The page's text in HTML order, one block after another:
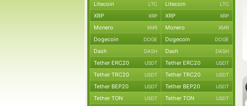
Litecoin LTC Litecoin LTC
XRP XRP XRP XRP
Monero XMR Monero XMR
Dogecoin DOGE Dogecoin DOGE
Dash DASH Dash DASH
Tether ERC20 USDT Tether ERC20 USDT
Tether TRC20 USDT Tether TRC20 USDT
Tether BEP20 USDT Tether BEP20 USDT
Tether TON USDT Tether TON USDT